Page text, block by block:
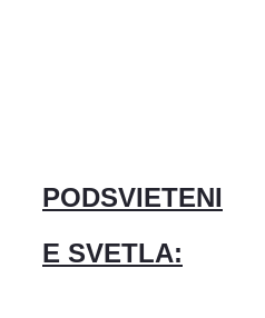
PODSVIETENI
E SVETLA: